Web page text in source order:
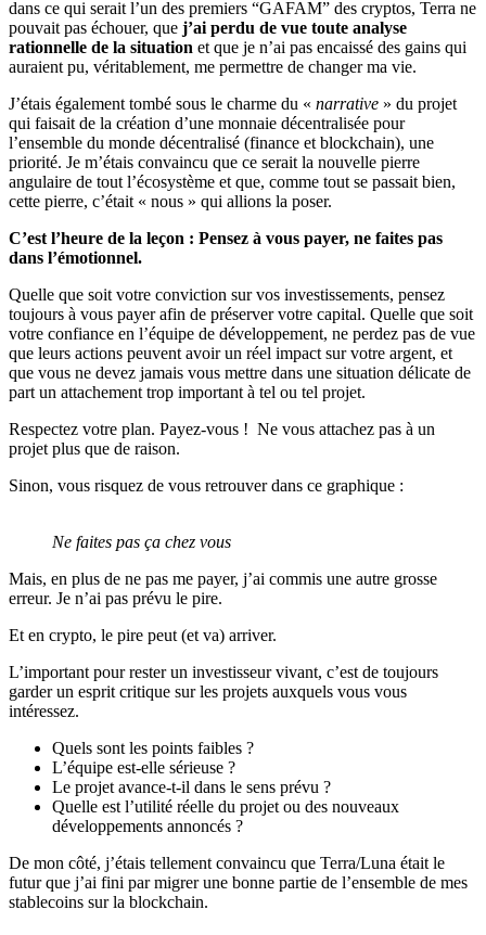
dans ce qui serait l’un des premiers “GAFAM” des cryptos, Terra ne
pouvait pas échouer, que j’ai perdu de vue toute analyse
rationnelle de la situation et que je n’ai pas encaissé des gains qui
auraient pu, véritablement, me permettre de changer ma vie.
J’étais également tombé sous le charme du « narrative » du projet
qui faisait de la création d’une monnaie décentralisée pour
l’ensemble du monde décentralisé (finance et blockchain), une
priorité. Je m’étais convaincu que ce serait la nouvelle pierre
angulaire de tout l’écosystème et que, comme tout se passait bien,
cette pierre, c’était « nous » qui allions la poser.
C’est l’heure de la leçon : Pensez à vous payer, ne faites pas
dans l’émotionnel.
Quelle que soit votre conviction sur vos investissements, pensez
toujours à vous payer afin de préserver votre capital. Quelle que soit
votre confiance en l’équipe de développement, ne perdez pas de vue
que leurs actions peuvent avoir un réel impact sur votre argent, et
que vous ne devez jamais vous mettre dans une situation délicate de
part un attachement trop important à tel ou tel projet.
Respectez votre plan. Payez-vous ! Ne vous attachez pas à un
projet plus que de raison.
Sinon, vous risquez de vous retrouver dans ce graphique :
Ne faites pas ça chez vous
Mais, en plus de ne pas me payer, j’ai commis une autre grosse
erreur. Je n’ai pas prévu le pire.
Et en crypto, le pire peut (et va) arriver.
L’important pour rester un investisseur vivant, c’est de toujours
garder un esprit critique sur les projets auxquels vous vous
intéressez.
Quels sont les points faibles ?
L’équipe est-elle sérieuse ?
Le projet avance-t-il dans le sens prévu ?
Quelle est l’utilité réelle du projet ou des nouveaux
développements annoncés ?
De mon côté, j’étais tellement convaincu que Terra/Luna était le
futur que j’ai fini par migrer une bonne partie de l’ensemble de mes
stablecoins sur la blockchain.